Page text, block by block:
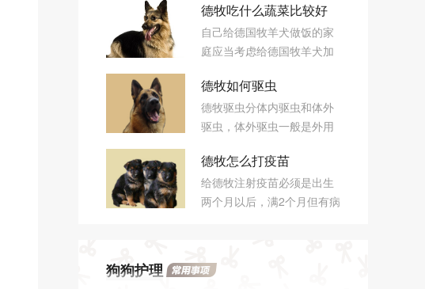
意，狗狗是会恢复的。
炎药或注射消炎针，还可以
购买关节宝、氨糖和硫酸软
骨素、微量元素等保健药物
德牧吃什么蔬菜比较好
德国牧羊犬禁食的四种蔬
菜
自己给德国牧羊犬做饭的家
庭应当考虑给德国牧羊犬加
牧羊犬，都需要给德国牧羊
犬吃些蔬菜来补充营养。
德牧如何驱虫
德牧驱虫分体内驱虫和体外
驱虫，体外驱虫一般是外用
剂和滴剂两种，都是直接用
在德牧体外;体内驱虫基本上
都是药片型的，这个需要根
德牧怎么打疫苗
给德牧注射疫苗必须是出生
两个月以后，满2个月但有病
的幼犬连续注射3次，每次间
狗狗护理